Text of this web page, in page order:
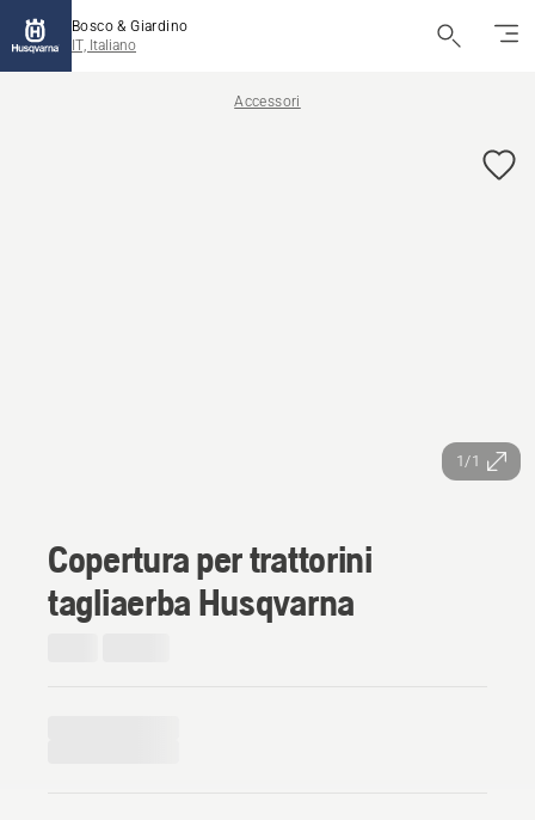
Bosco & Giardino
IT, Italiano
Accessori
1/1
Copertura per trattorini
tagliaerba Husqvarna